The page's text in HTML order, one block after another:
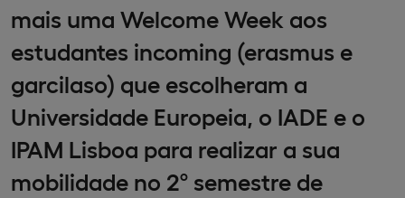
mais uma Welcome Week aos
estudantes incoming (erasmus e
garcilaso) que escolheram a
Universidade Europeia, o IADE e o
IPAM Lisboa para realizar a sua
mobilidade no 2º semestre de